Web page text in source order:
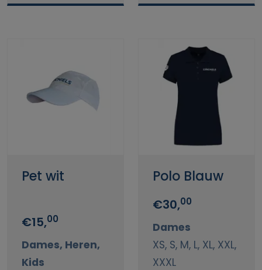
Pet wit
€15,00
Dames, Heren,
Kids
Polo Blauw
€30,00
Dames
XS, S, M, L, XL, XXL,
XXXL